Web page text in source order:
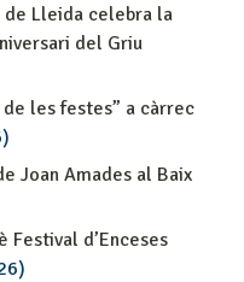
de Lleida celebra la
del Griu
les festes” a càrrec
Joan Amades al Baix
Festival d’Enceses